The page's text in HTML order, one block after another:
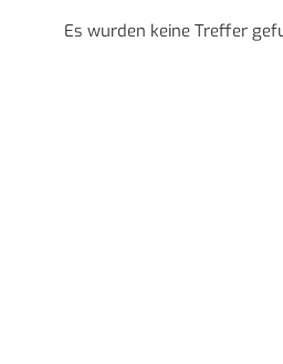
Es wurden keine Treffer